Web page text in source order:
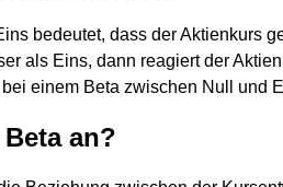
bedeutet, dass der Aktienkurs
als Eins, dann reagiert der
einem Beta zwischen Null und
an?